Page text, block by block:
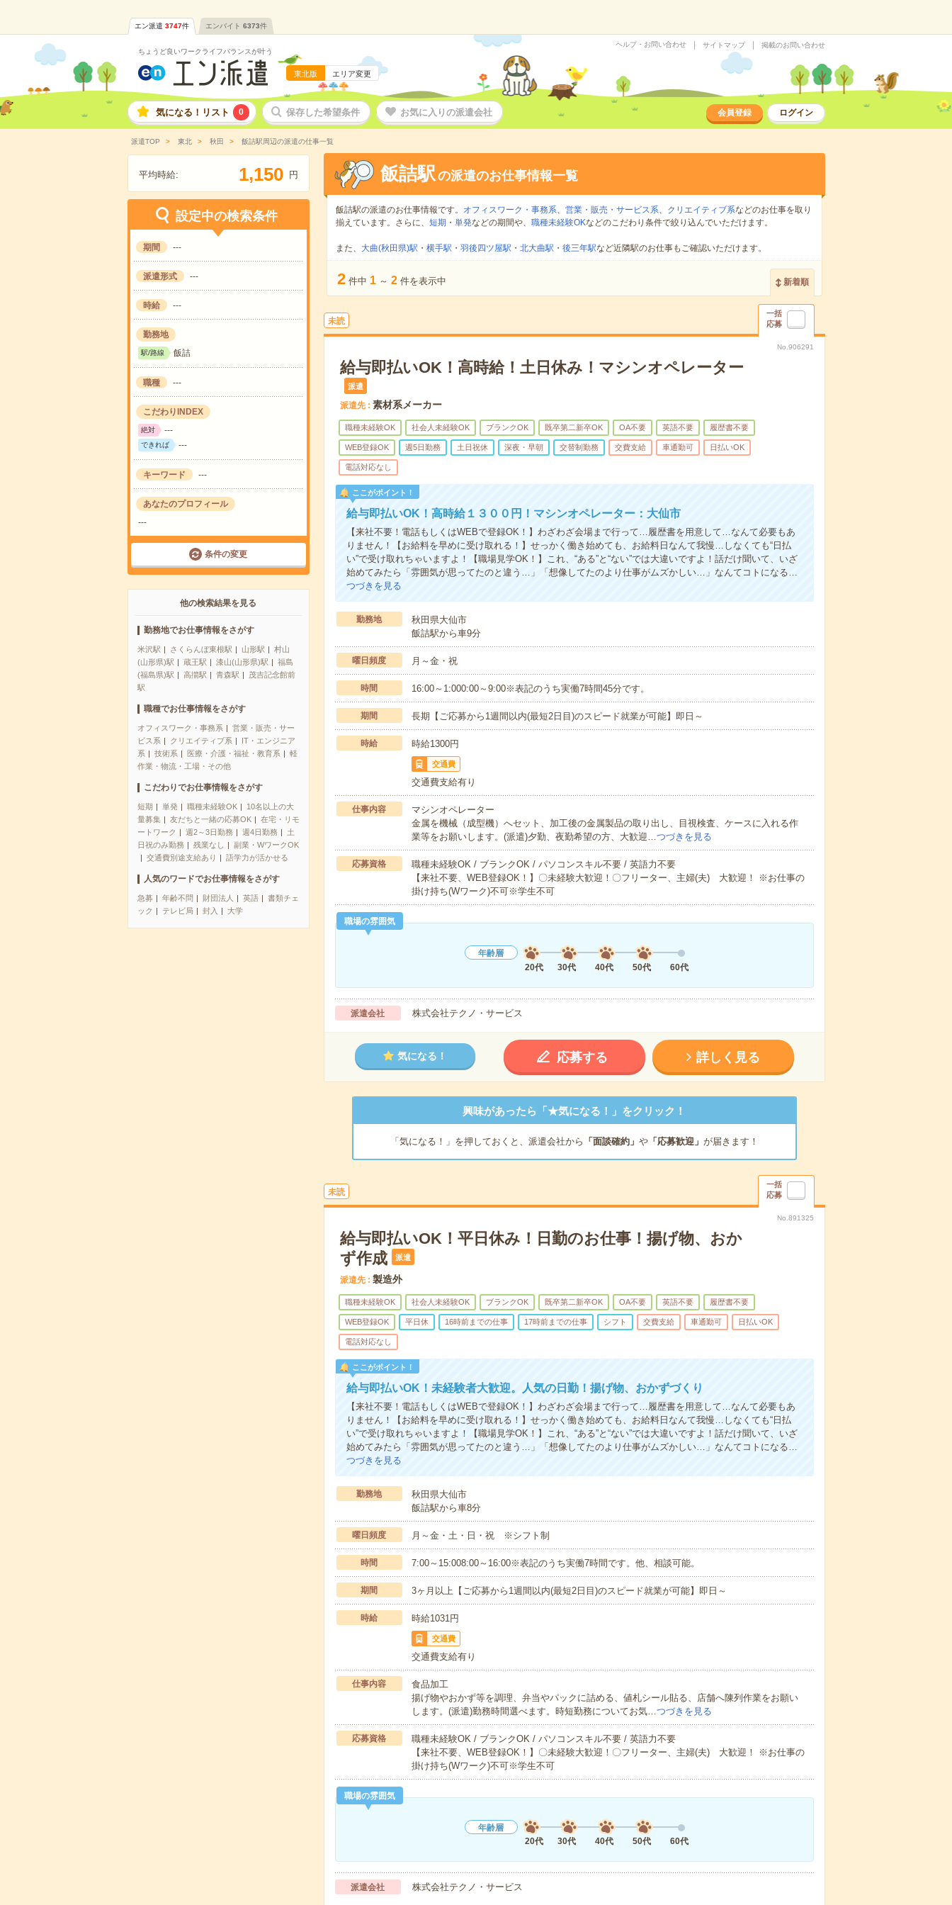
エン派遣 3747件 エンバイト 6373件
ちょうど良いワークライフバランスが叶う
東北版 エリア変更
ヘルプ・お問い合わせ サイトマップ 掲載のお問い合わせ
気になる！リスト 0 保存した希望条件 お気に入りの派遣会社 会員登録 ログイン
派遣TOP 東北 秋田 飯詰駅周辺の派遣の仕事一覧
平均時給: 1,150 円
設定中の検索条件
期間 ---
派遣形式 ---
時給 ---
勤務地
駅/路線 飯詰
職種 ---
こだわりINDEX
絶対 ---
できれば ---
キーワード ---
あなたのプロフィール
---
条件の変更
他の検索結果を見る
勤務地でお仕事情報をさがす
米沢駅 さくらんぼ東根駅 山形駅
村山
(山形県)駅
蔵王駅 漆山(山形県)駅
福島
(福島県)駅
高擶駅 青森駅
茂吉記念館前
駅
職種でお仕事情報をさがす
オフィスワーク・事務系
営業・販売・サー
ビス系
クリエイティブ系
IT・エンジニア
系
技術系 医療・介護・福祉・教育系
軽
作業・物流・工場・その他
こだわりでお仕事情報をさがす
短期 単発 職種未経験OK
10名以上の大
量募集
友だちと一緒の応募OK
在宅・リモ
ートワーク
週2～3日勤務 週4日勤務
土
日祝のみ勤務
残業なし
副業・WワークOK
交通費別途支給あり
語学力が活かせる
人気のワードでお仕事情報をさがす
急募 年齢不問 財団法人 英語
書類チェ
ック
テレビ局 封入 大学
飯詰駅の派遣のお仕事情報一覧
飯詰駅の派遣のお仕事情報です。 オフィスワーク・事務系、 営業・販売・サービス系、 クリエイティブ系などのお仕事を取り
揃えています。さらに、 短期 ・ 単発などの期間や、 職種未経験OKなどのこだわり条件で絞り込んでいただけます。
また、 大曲(秋田県)駅 ・ 横手駅 ・ 羽後四ツ屋駅 ・ 北大曲駅 ・ 後三年駅など近隣駅のお仕事もご確認いただけます。
2 件中 1 ～ 2 件を表示中 新着順
未読
一括
応募
No.906291
給与即払いOK！高時給！土日休み！マシンオペレーター
派遣
派遣先 素材系メーカー
職種未経験OK 社会人未経験OK ブランクOK 既卒第二新卒OK OA不要 英語不要 履歴書不要
WEB登録OK 週5日勤務 土日祝休 深夜・早朝 交替制勤務 交費支給 車通勤可 日払いOK
電話対応なし
ここがポイント！
給与即払いOK！高時給１３００円！マシンオペレーター：大仙市
【来社不要！電話もしくはWEBで登録OK！】わざわざ会場まで行って…履歴書を用意して…なんて必要もあ
りません！【お給料を早めに受け取れる！】せっかく働き始めても、お給料日なんて我慢…しなくても“日払
い”で受け取れちゃいますよ！【職場見学OK！】これ、“ある”と“ない”では大違いですよ！話だけ聞いて、いざ
始めてみたら「雰囲気が思ってたのと違う…」「想像してたのより仕事がムズかしい…」なんてコトになる…
つづきを見る
勤務地
秋田県大仙市
飯詰駅から車9分
曜日頻度 月～金・祝
時間 16:00～1:000:00～9:00※表記のうち実働7時間45分です。
期間 長期【ご応募から1週間以内(最短2日目)のスピード就業が可能】即日～
時給 時給1300円
交通費
交通費支給有り
仕事内容
マシンオペレーター
金属を機械（成型機）へセット、加工後の金属製品の取り出し、目視検査、ケースに入れる作
業等をお願いします。(派遣)夕勤、夜勤希望の方、大歓迎…つづきを見る
応募資格
職種未経験OK / ブランクOK / パソコンスキル不要 / 英語力不要
【来社不要、WEB登録OK！】〇未経験大歓迎！〇フリーター、主婦(夫) 大歓迎！ ※お仕事の
掛け持ち(Wワーク)不可※学生不可
職場の雰囲気
年齢層
20代
30代 40代 50代 60代
派遣会社 株式会社テクノ・サービス
気になる！ 応募する 詳しく見る
興味があったら「★気になる！」をクリック！
「気になる！」を押しておくと、派遣会社から 「面談確約」 や「応募歓迎」 が届きます！
未読
一括
応募
No.891325
給与即払いOK！平日休み！日勤のお仕事！揚げ物、おか
ず作成
派遣
派遣先 製造外
職種未経験OK 社会人未経験OK ブランクOK 既卒第二新卒OK OA不要 英語不要 履歴書不要
WEB登録OK 平日休 16時前までの仕事 17時前までの仕事 シフト 交費支給 車通勤可 日払いOK
電話対応なし
ここがポイント！
給与即払いOK！未経験者大歓迎。人気の日勤！揚げ物、おかずづくり
【来社不要！電話もしくはWEBで登録OK！】わざわざ会場まで行って…履歴書を用意して…なんて必要もあ
りません！【お給料を早めに受け取れる！】せっかく働き始めても、お給料日なんて我慢…しなくても“日払
い”で受け取れちゃいますよ！【職場見学OK！】これ、“ある”と“ない”では大違いですよ！話だけ聞いて、いざ
始めてみたら「雰囲気が思ってたのと違う…」「想像してたのより仕事がムズかしい…」なんてコトになる…
つづきを見る
勤務地
秋田県大仙市
飯詰駅から車8分
曜日頻度 月～金・土・日・祝 ※シフト制
時間 7:00～15:008:00～16:00※表記のうち実働7時間です。他、相談可能。
期間 3ヶ月以上【ご応募から1週間以内(最短2日目)のスピード就業が可能】即日～
時給 時給1031円
交通費
交通費支給有り
仕事内容
食品加工
揚げ物やおかず等を調理、弁当やパックに詰める、値札シール貼る、店舗へ陳列作業をお願い
します。(派遣)勤務時間選べます。時短勤務についてお気… つづきを見る
応募資格
職種未経験OK / ブランクOK / パソコンスキル不要 / 英語力不要
【来社不要、WEB登録OK！】〇未経験大歓迎！〇フリーター、主婦(夫) 大歓迎！ ※お仕事の
掛け持ち(Wワーク)不可※学生不可
職場の雰囲気
年齢層
20代
30代 40代 50代 60代
派遣会社 株式会社テクノ・サービス